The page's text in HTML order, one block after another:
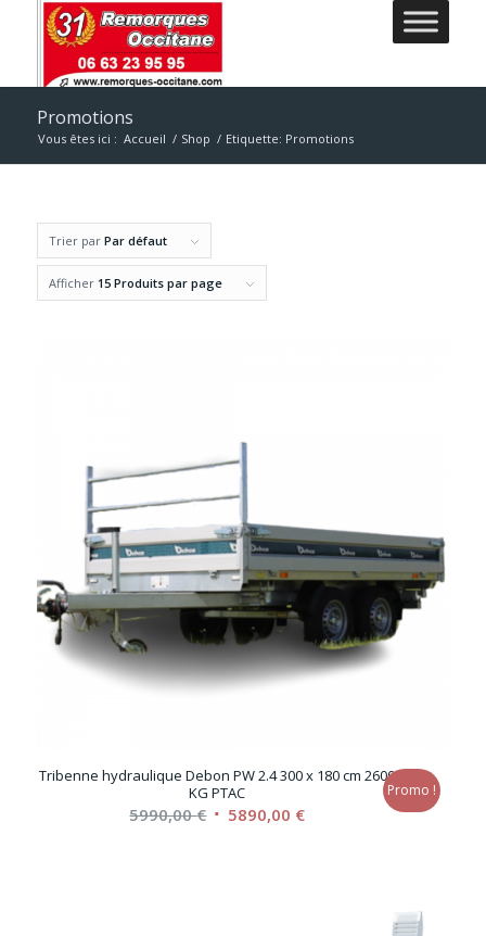
Promotions
Vous êtes ici : Accueil / Shop / Etiquette: Promotions
Trier par Par défaut
Afficher 15 Produits par page
Tribenne hydraulique Debon PW 2.4 300 x 180 cm 2600
KG PTAC
5990,00€ Le 5890,00 €Le
Promo !